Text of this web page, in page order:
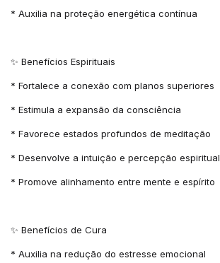
* Auxilia na proteção energética contínua
✨ Benefícios Espirituais
* Fortalece a conexão com planos superiores
* Estimula a expansão da consciência
* Favorece estados profundos de meditação
* Desenvolve a intuição e percepção espiritual
* Promove alinhamento entre mente e espírito
✨ Benefícios de Cura
* Auxilia na redução do estresse emocional